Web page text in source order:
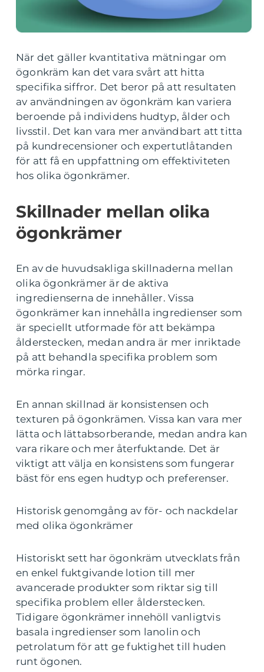
När det gäller kvantitativa mätningar om
ögonkräm kan det vara svårt att hitta
specifika siffror. Det beror på att resultaten
av användningen av ögonkräm kan variera
beroende på individens hudtyp, ålder och
livsstil. Det kan vara mer användbart att titta
på kundrecensioner och expertutlåtanden
för att få en uppfattning om effektiviteten
hos olika ögonkrämer.
Skillnader mellan olika
ögonkrämer
En av de huvudsakliga skillnaderna mellan
olika ögonkrämer är de aktiva
ingredienserna de innehåller. Vissa
ögonkrämer kan innehålla ingredienser som
är speciellt utformade för att bekämpa
ålderstecken, medan andra är mer inriktade
på att behandla specifika problem som
mörka ringar.
En annan skillnad är konsistensen och
texturen på ögonkrämen. Vissa kan vara mer
lätta och lättabsorberande, medan andra kan
vara rikare och mer återfuktande. Det är
viktigt att välja en konsistens som fungerar
bäst för ens egen hudtyp och preferenser.
Historisk genomgång av för- och nackdelar
med olika ögonkrämer
Historiskt sett har ögonkräm utvecklats från
en enkel fuktgivande lotion till mer
avancerade produkter som riktar sig till
specifika problem eller ålderstecken.
Tidigare ögonkrämer innehöll vanligtvis
basala ingredienser som lanolin och
petrolatum för att ge fuktighet till huden
runt ögonen.